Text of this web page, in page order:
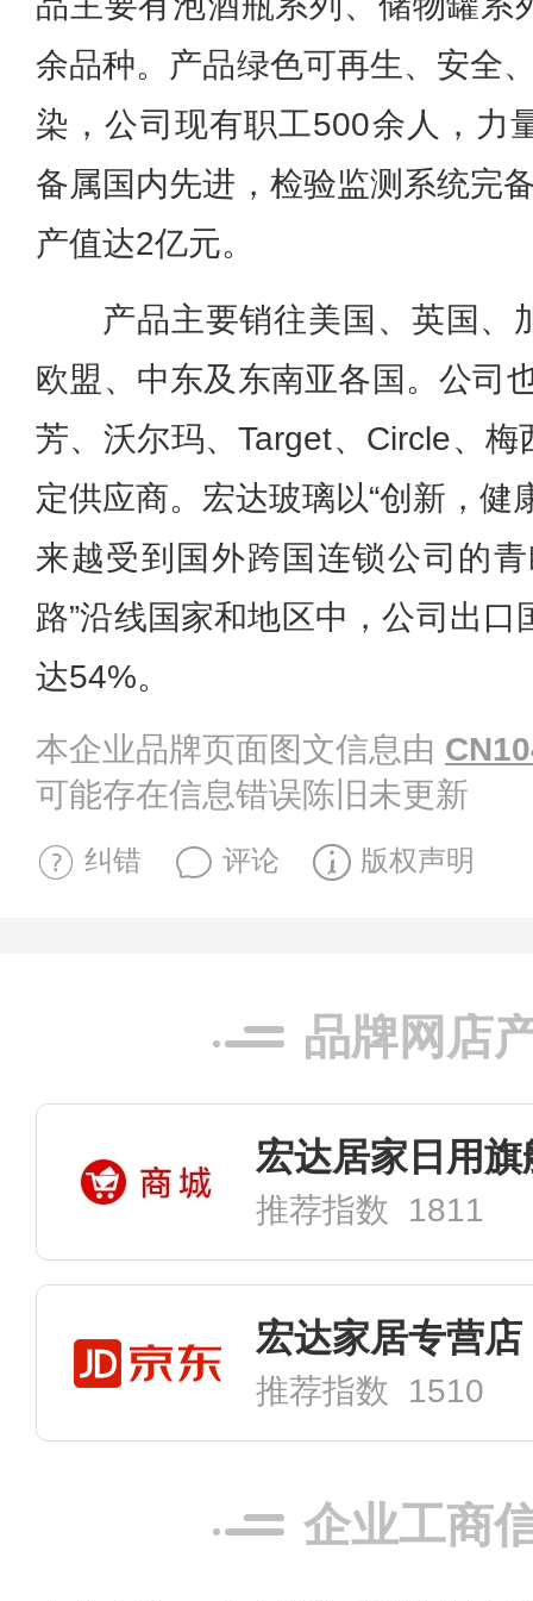
余品种。产品绿色可再生、安全
染，公司现有职工500余人，力
备属国内先进，检验监测系统完
产值达2亿元。
产品主要销往美国、英国、
欧盟、中东及东南亚各国。公司
芳、沃尔玛、Target、Circle、
定供应商。宏达玻璃以“创新，健
来越受到国外跨国连锁公司的
路”沿线国家和地区中，公司出
达54%。
本企业品牌页面图文信息由
可能存在信息错误陈旧未更新
纠错 评论 版权声明
品牌网店
宏达居家日用旗
推荐指数 1811
宏达家居专营店
推荐指数 1510
企业工商